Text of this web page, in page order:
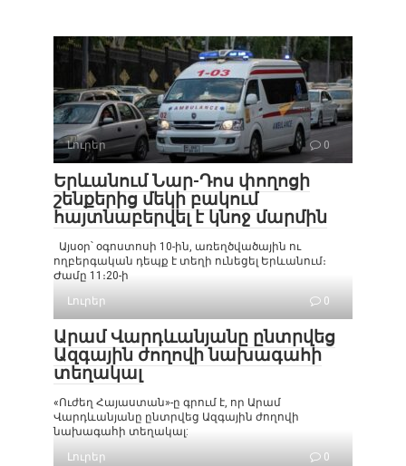
Լուրեր 0
Երևանում Նար-Դոս փողոցի
շենքերից մեկի բակում
հայտնաբերվել է կնոջ մարմին
Այսօր՝ օգոստոսի 10-ին, առեղծվածային ու
ողբերգական դեպք է տեղի ունեցել Երևանում։
Ժամը 11։20-ի
Լուրեր
0
Արամ Վարդևանյանը ընտրվեց
Ազգային ժողովի նախագահի
տեղակալ
«Ուժեղ Հայաստան»-ը գրում է, որ Արամ
Վարդևանյանը ընտրվեց Ազգային ժողովի
նախագահի տեղակալ:
Լուրեր
0